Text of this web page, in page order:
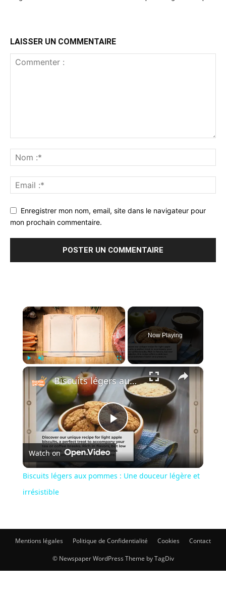
LAISSER UN COMMENTAIRE
Enregistrer mon nom, email, site dans le navigateur pour
mon prochain commentaire.
×
Now Playing
×
Play
Video
Biscuits légers aux pommes : Une douceur légère et irrésistible
Watch on
Biscuits légers aux pommes : Une douceur légère et
irrésistible
Mentions légales Politique de Confidentialité Cookies Contact
© Newspaper WordPress Theme by TagDiv